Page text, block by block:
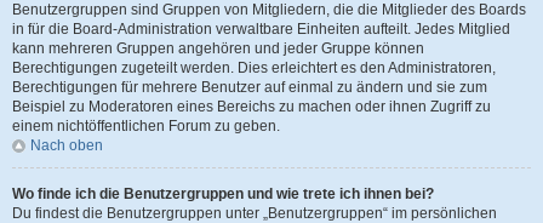
Benutzergruppen sind Gruppen von Mitgliedern, die die Mitglieder des Boards
in für die Board-Administration verwaltbare Einheiten aufteilt. Jedes Mitglied
kann mehreren Gruppen angehören und jeder Gruppe können
Berechtigungen zugeteilt werden. Dies erleichtert es den Administratoren,
Berechtigungen für mehrere Benutzer auf einmal zu ändern und sie zum
Beispiel zu Moderatoren eines Bereichs zu machen oder ihnen Zugriff zu
einem nichtöffentlichen Forum zu geben.
Nach oben
Wo finde ich die Benutzergruppen und wie trete ich ihnen bei?
Du findest die Benutzergruppen unter „Benutzergruppen“ im persönlichen